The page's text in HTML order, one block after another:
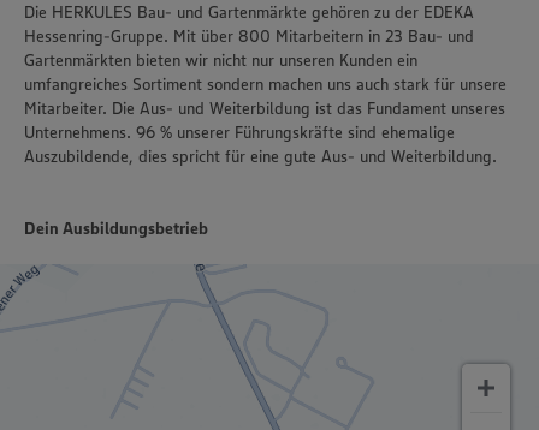
Die HERKULES Bau- und Gartenmärkte gehören zu der EDEKA
Hessenring-Gruppe. Mit über 800 Mitarbeitern in 23 Bau- und
Gartenmärkten bieten wir nicht nur unseren Kunden ein
umfangreiches Sortiment sondern machen uns auch stark für unsere
Mitarbeiter. Die Aus- und Weiterbildung ist das Fundament unseres
Unternehmens. 96 % unserer Führungskräfte sind ehemalige
Auszubildende, dies spricht für eine gute Aus- und Weiterbildung.
Dein Ausbildungsbetrieb